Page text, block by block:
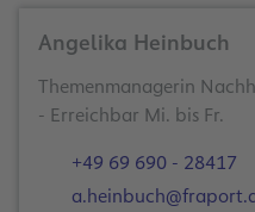
Angelika Heinbuch
Themenmanagerin
- Erreichbar Mi. bis Fr.
+49 69 690 - 28417